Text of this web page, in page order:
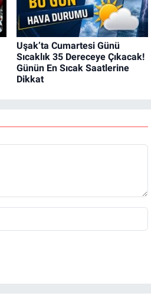
Uşak’ta Cumartesi Günü
Sıcaklık 35 Dereceye Çıkacak!
Günün En Sıcak Saatlerine
Dikkat